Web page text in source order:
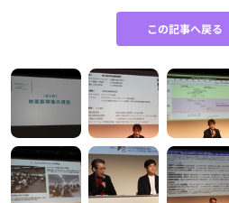
この記事へ戻る